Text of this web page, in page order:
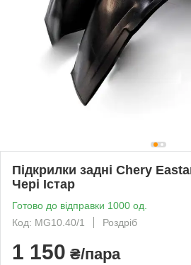
Підкрилки задні Chery
Чері Істар
Готово до відправки 1000 од.
Код: MG10.40/1
Роздріб
1 150 ₴/пара